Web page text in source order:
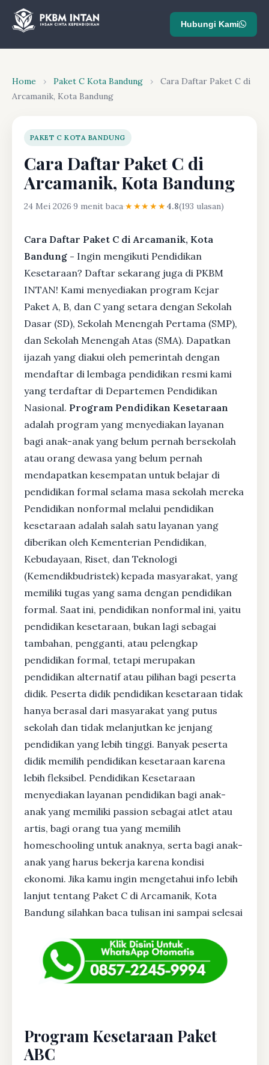
Hubungi Kami
Home › Paket C Kota Bandung ›
Cara Daftar Paket C di
Arcamanik, Kota Bandung
PAKET C KOTA BANDUNG
Cara Daftar Paket C di
Arcamanik, Kota Bandung
24 Mei 2026·9 menit baca·★★★★★4.8(193 ulasan)
Cara Daftar Paket C di Arcamanik, Kota
Bandung - Ingin mengikuti Pendidikan
Kesetaraan? Daftar sekarang juga di PKBM
INTAN! Kami menyediakan program Kejar
Paket A, B, dan C yang setara dengan Sekolah
Dasar (SD), Sekolah Menengah Pertama (SMP),
dan Sekolah Menengah Atas (SMA). Dapatkan
ijazah yang diakui oleh pemerintah dengan
mendaftar di lembaga pendidikan resmi kami
yang terdaftar di Departemen Pendidikan
Nasional. Program Pendidikan Kesetaraan
adalah program yang menyediakan layanan
bagi anak-anak yang belum pernah bersekolah
atau orang dewasa yang belum pernah
mendapatkan kesempatan untuk belajar di
pendidikan formal selama masa sekolah mereka
Pendidikan nonformal melalui pendidikan
kesetaraan adalah salah satu layanan yang
diberikan oleh Kementerian Pendidikan,
Kebudayaan, Riset, dan Teknologi
(Kemendikbudristek) kepada masyarakat, yang
memiliki tugas yang sama dengan pendidikan
formal. Saat ini, pendidikan nonformal ini, yaitu
pendidikan kesetaraan, bukan lagi sebagai
tambahan, pengganti, atau pelengkap
pendidikan formal, tetapi merupakan
pendidikan alternatif atau pilihan bagi peserta
didik. Peserta didik pendidikan kesetaraan tidak
hanya berasal dari masyarakat yang putus
sekolah dan tidak melanjutkan ke jenjang
pendidikan yang lebih tinggi. Banyak peserta
didik memilih pendidikan kesetaraan karena
lebih fleksibel. Pendidikan Kesetaraan
menyediakan layanan pendidikan bagi anak-
anak yang memiliki passion sebagai atlet atau
artis, bagi orang tua yang memilih
homeschooling untuk anaknya, serta bagi anak-
anak yang harus bekerja karena kondisi
ekonomi. Jika kamu ingin mengetahui info lebih
lanjut tentang Paket C di Arcamanik, Kota
Bandung silahkan baca tulisan ini sampai selesai
Program Kesetaraan Paket
ABC